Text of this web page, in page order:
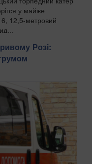
у майже
6, 12,5-метровий
Розі: